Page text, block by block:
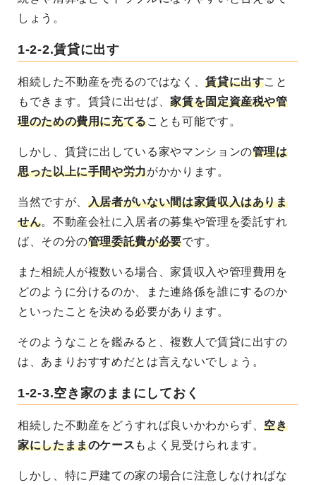
しょう。
1-2-2.賃貸に出す
相続した不動産を売るのではなく、賃貸に出すこと
もできます。賃貸に出せば、家賃を固定資産税や管
理のための費用に充てることも可能です。
しかし、賃貸に出している家やマンションの管理は
思った以上に手間や労力がかかります 。
当然ですが、 入居者がいない間は家賃収入はありま
せん。不動産会社に入居者の募集や管理を委託すれ
ば、その分の管理委託費が必要です。
また相続人が複数いる場合、家賃収入や管理費用を
どのように分けるのか、また連絡係を誰にするのか
といったことを決める必要があります。
そのようなことを鑑みると、複数人で賃貸に出すの
は、あまりおすすめだとは言えないでしょう。
1-2-3.空き家のままにしておく
相続した不動産をどうすれば良いかわからず、空き
家にしたままのケース もよく見受けられます。
しかし、特に戸建ての家の場合に注意しなければな